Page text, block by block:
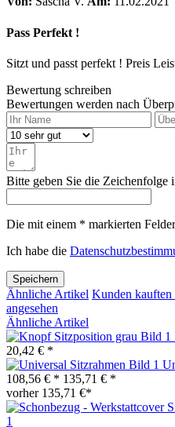
Pass Perfekt !
Sitzt und passt perfekt ! Preis
Bewertung schreiben
Bewertungen werden nach
Bitte geben Sie die Zeichenfolge
Die mit einem * markierten
Ich habe die
Speichern
Ähnliche Artikel Kunden kauften
angesehen
Ähnliche Artikel
20,42 € *
108,56 € * 135,71 € *
vorher 135,71 €*